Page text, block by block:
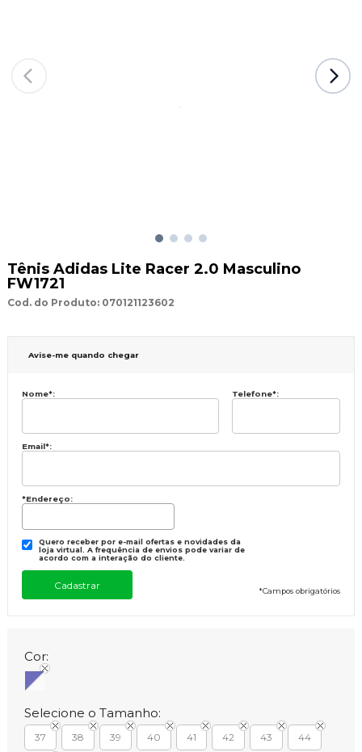
Tênis Adidas Lite Racer 2.0 Masculino
FW1721
Cod. do Produto: 070121123602
Avise-me quando chegar
Nome*: Telefone*:
Email*:
*Endereço:
Quero receber por e-mail ofertas e novidades da
loja virtual. A frequência de envios pode variar de
acordo com a interação do cliente.
*Campos obrigatórios
Cor:
Selecione o Tamanho:
37 38 39 40 41 42 43 44